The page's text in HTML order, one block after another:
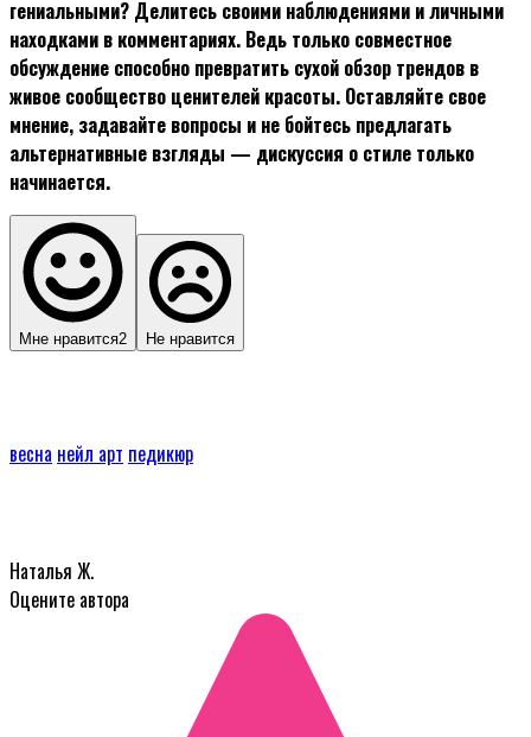
гениальными? Делитесь своими наблюдениями и личными
находками в комментариях. Ведь только совместное
обсуждение способно превратить сухой обзор трендов в
живое сообщество ценителей красоты. Оставляйте свое
мнение, задавайте вопросы и не бойтесь предлагать
альтернативные взгляды — дискуссия о стиле только
начинается.
Мне нравится2 Не нравится
весна нейл арт педикюр
Наталья Ж.
Оцените автора